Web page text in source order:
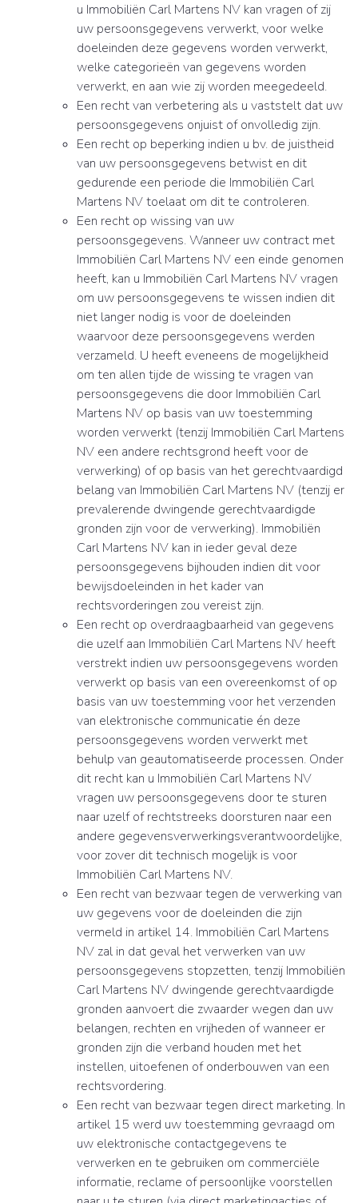
u Immobiliën Carl Martens NV kan vragen of zij
uw persoonsgegevens verwerkt, voor welke
doeleinden deze gegevens worden verwerkt,
welke categorieën van gegevens worden
verwerkt, en aan wie zij worden meegedeeld.
Een recht van verbetering als u vaststelt dat uw
persoonsgegevens onjuist of onvolledig zijn.
Een recht op beperking indien u bv. de juistheid
van uw persoonsgegevens betwist en dit
gedurende een periode die Immobiliën Carl
Martens NV toelaat om dit te controleren.
Een recht op wissing van uw
persoonsgegevens. Wanneer uw contract met
Immobiliën Carl Martens NV een einde genomen
heeft, kan u Immobiliën Carl Martens NV vragen
om uw persoonsgegevens te wissen indien dit
niet langer nodig is voor de doeleinden
waarvoor deze persoonsgegevens werden
verzameld. U heeft eveneens de mogelijkheid
om ten allen tijde de wissing te vragen van
persoonsgegevens die door Immobiliën Carl
Martens NV op basis van uw toestemming
worden verwerkt (tenzij Immobiliën Carl Martens
NV een andere rechtsgrond heeft voor de
verwerking) of op basis van het gerechtvaardigd
belang van Immobiliën Carl Martens NV (tenzij er
prevalerende dwingende gerechtvaardigde
gronden zijn voor de verwerking). Immobiliën
Carl Martens NV kan in ieder geval deze
persoonsgegevens bijhouden indien dit voor
bewijsdoeleinden in het kader van
rechtsvorderingen zou vereist zijn.
Een recht op overdraagbaarheid van gegevens
die uzelf aan Immobiliën Carl Martens NV heeft
verstrekt indien uw persoonsgegevens worden
verwerkt op basis van een overeenkomst of op
basis van uw toestemming voor het verzenden
van elektronische communicatie én deze
persoonsgegevens worden verwerkt met
behulp van geautomatiseerde processen. Onder
dit recht kan u Immobiliën Carl Martens NV
vragen uw persoonsgegevens door te sturen
naar uzelf of rechtstreeks doorsturen naar een
andere gegevensverwerkingsverantwoordelijke,
voor zover dit technisch mogelijk is voor
Immobiliën Carl Martens NV.
Een recht van bezwaar tegen de verwerking van
uw gegevens voor de doeleinden die zijn
vermeld in artikel 14. Immobiliën Carl Martens
NV zal in dat geval het verwerken van uw
persoonsgegevens stopzetten, tenzij Immobiliën
Carl Martens NV dwingende gerechtvaardigde
gronden aanvoert die zwaarder wegen dan uw
belangen, rechten en vrijheden of wanneer er
gronden zijn die verband houden met het
instellen, uitoefenen of onderbouwen van een
rechtsvordering.
Een recht van bezwaar tegen direct marketing. In
artikel 15 werd uw toestemming gevraagd om
uw elektronische contactgegevens te
verwerken en te gebruiken om commerciële
informatie, reclame of persoonlijke voorstellen